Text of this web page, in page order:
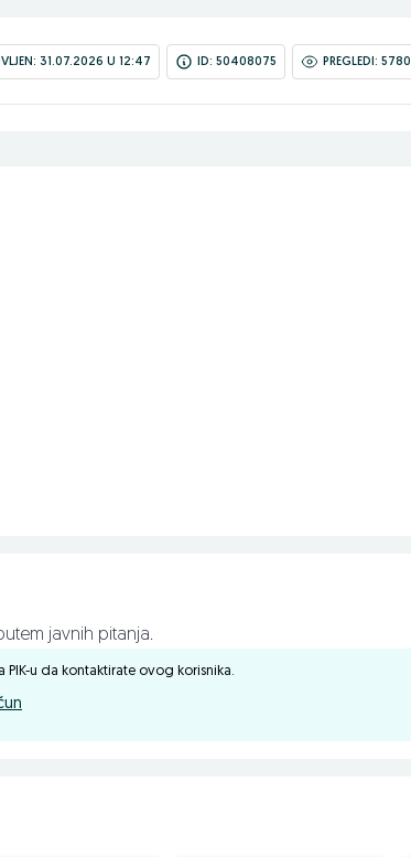
31.07.2026 U 12:47 ID: 50408075 PREGLEDI: 5780
javnih pitanja.
PIK-u da kontaktirate ovog korisnika.